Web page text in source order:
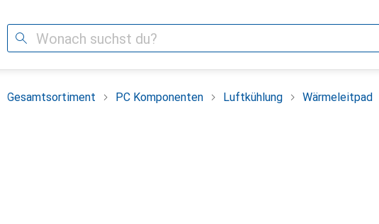
Suche
Gesamtsortiment PC Komponenten Luftkühlung Wärmeleitpad